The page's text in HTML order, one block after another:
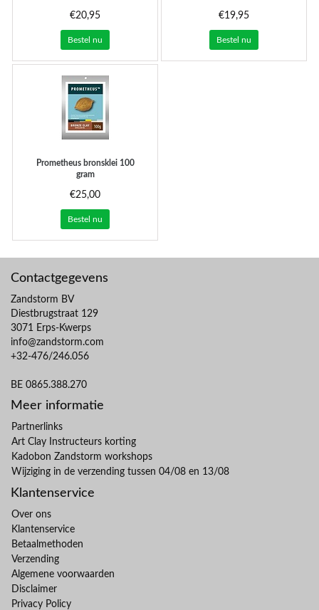
€20,95
Bestel nu
€19,95
Bestel nu
Prometheus bronsklei 100
gram
€25,00
Bestel nu
Contactgegevens
Zandstorm BV
Diestbrugstraat 129
3071 Erps-Kwerps
info@zandstorm.com
+32-476/246.056
BE 0865.388.270
Meer informatie
Partnerlinks
Art Clay Instructeurs korting
Kadobon Zandstorm workshops
Wijziging in de verzending tussen 04/08 en 13/08
Klantenservice
Over ons
Klantenservice
Betaalmethoden
Verzending
Algemene voorwaarden
Disclaimer
Privacy Policy